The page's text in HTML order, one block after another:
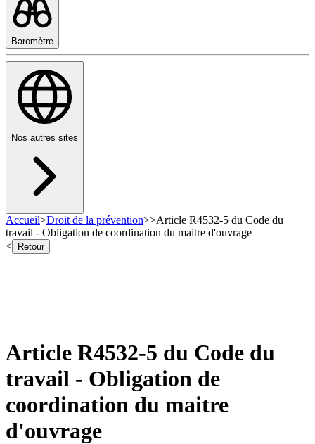
Baromètre
Nos autres sites
Accueil>Droit de la prévention>>Article R4532-5 du Code du
travail - Obligation de coordination du maitre d'ouvrage
<
Retour
Article R4532-5 du Code du
travail - Obligation de
coordination du maitre
d'ouvrage